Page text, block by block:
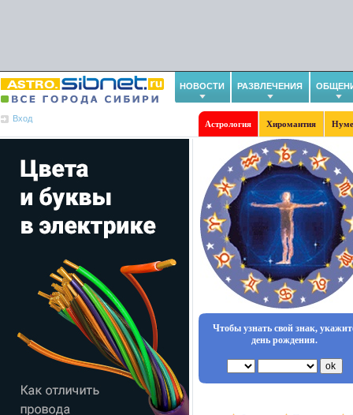
НОВОСТИ РАЗВЛЕЧЕНИЯ
Вход
Астрология Хиромантия
Чтобы узнать свой знак,
день рождения.